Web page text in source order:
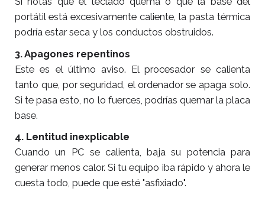
portátil está excesivamente caliente, la pasta térmica
podría estar seca y los conductos obstruidos.
3. Apagones repentinos
Este es el último aviso. El procesador se calienta
tanto que, por seguridad, el ordenador se apaga solo.
Si te pasa esto, no lo fuerces, podrías quemar la placa
base.
4. Lentitud inexplicable
Cuando un PC se calienta, baja su potencia para
generar menos calor. Si tu equipo iba rápido y ahora le
cuesta todo, puede que esté "asfixiado".